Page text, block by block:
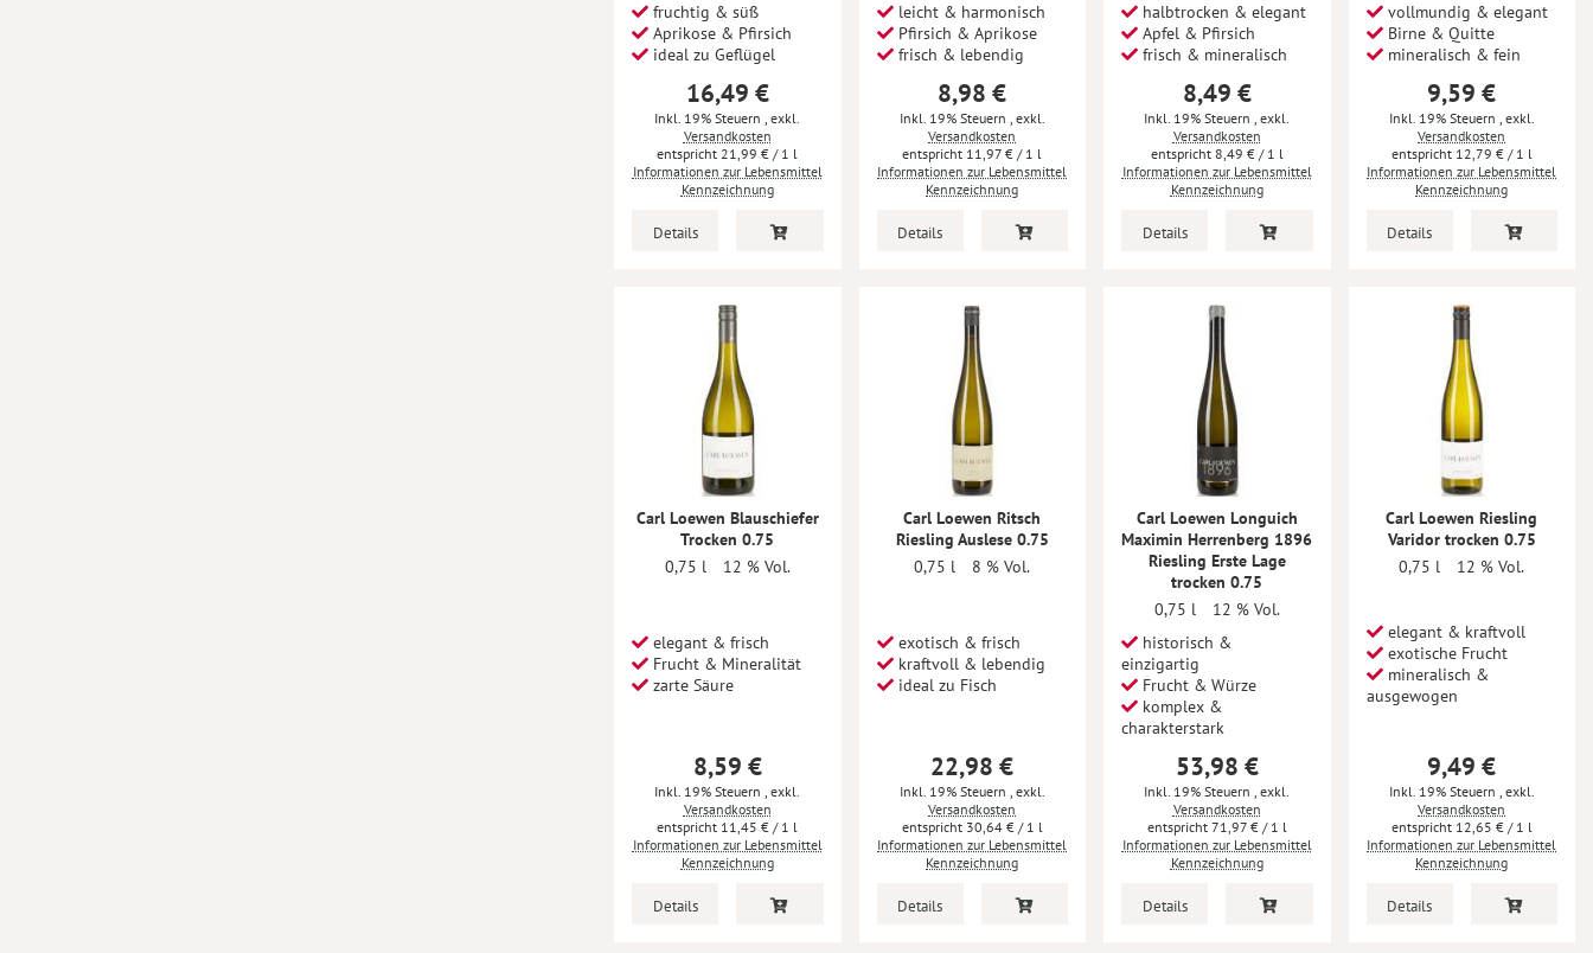
fruchtig & süß
Aprikose & Pfirsich
ideal zu Geflügel
16,49 €
Inkl. 19% Steuern, exkl.
Versandkosten
21,99 € / 1 l
Informationen zur Lebensmittel
Kennzeichnung
Details
leicht & harmonisch
Pfirsich & Aprikose
frisch & lebendig
8,98 €
Inkl. 19% Steuern , exkl.
Versandkosten
11,97 € / 1 l
Informationen zur Lebensmittel
Kennzeichnung
Details
halbtrocken & elegant
Apfel & Pfirsich
frisch & mineralisch
8,49 €
Inkl. 19% Steuern, exkl.
Versandkosten
8,49 €/ 1 l
Informationen zur Lebensmittel
Kennzeichnung
Details
vollmundig & elegant
Birne & Quitte
mineralisch & fein
9,59 €
Inkl. 19% Steuern , exkl.
Versandkosten
12,79 €/ 1 l
Informationen zur Lebensmittel
Kennzeichnung
Details
Carl Loewen Blauschiefer
Trocken 0.75
0,75 l
12 % Vol.
elegant & frisch
Frucht & Mineralität
zarte Säure
8,59 €
Inkl. 19% Steuern
exkl.
Versandkosten
11,45 € / 1 l
Informationen zur Lebensmittel
Kennzeichnung
Details
Carl Loewen Ritsch
Riesling Auslese 0.75
0,75 l
8 % Vol.
exotisch & frisch
kraftvoll & lebendig
ideal zu Fisch
22,98 €
Inkl. 19% Steuern exkl.
Versandkosten
30,64 € / 1 l
Informationen zur Lebensmittel
Kennzeichnung
Details
Carl Loewen Longuich
Maximin Herrenberg 1896
Riesling Erste Lage
trocken 0.75
0,75 l
12 % Vol.
historisch &
einzigartig
Frucht & Würze
komplex &
charakterstark
53,98 €
Inkl. 19% Steuern
exkl.
Versandkosten
71,97 € / 1 l
Informationen zur Lebensmittel
Kennzeichnung
Details
Carl Loewen Riesling
Varidor trocken 0.75
0,75 l
12 % Vol.
elegant & kraftvoll
exotische Frucht
mineralisch &
ausgewogen
9,49 €
Inkl. 19% Steuern exkl.
Versandkosten
12,65 € / 1 l
Informationen zur Lebensmittel
Kennzeichnung
Details